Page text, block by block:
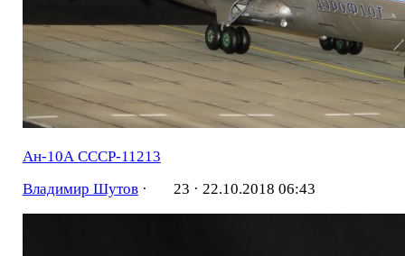
Ан-10А СССР-11213
Владимир Шутов· 23 · 22.10.2018 06:43